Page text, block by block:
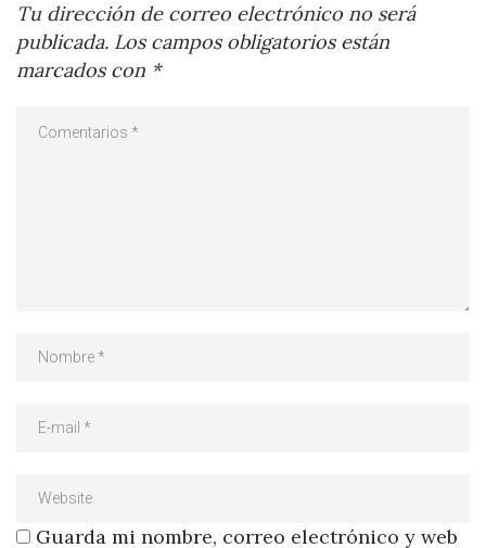
Tu dirección de correo electrónico no será
publicada. Los campos obligatorios están
marcados con *
Guarda mi nombre, correo electrónico y web